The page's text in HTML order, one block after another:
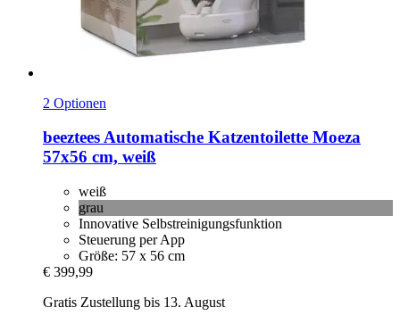
2 Optionen
beezteesAutomatische Katzentoilette Moeza
57x56 cm, weiß
weiß
grau
Innovative Selbstreinigungsfunktion
Steuerung per App
Größe: 57 x 56 cm
€ 399,99
Gratis Zustellung bis 13. August